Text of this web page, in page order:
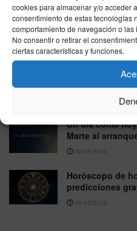
cookies para almacenar y/o acceder
consentimiento de estas tecnologías
comportamiento de navegación o
No consentir o retirar el
ciertas características y funciones.
Yolanda Ramos
Resbala’ en La
06/08/2026
‘Maestros de la
Un día como
Marte al
06/08/2026
Horóscopo de
predicciones
06/08/2026